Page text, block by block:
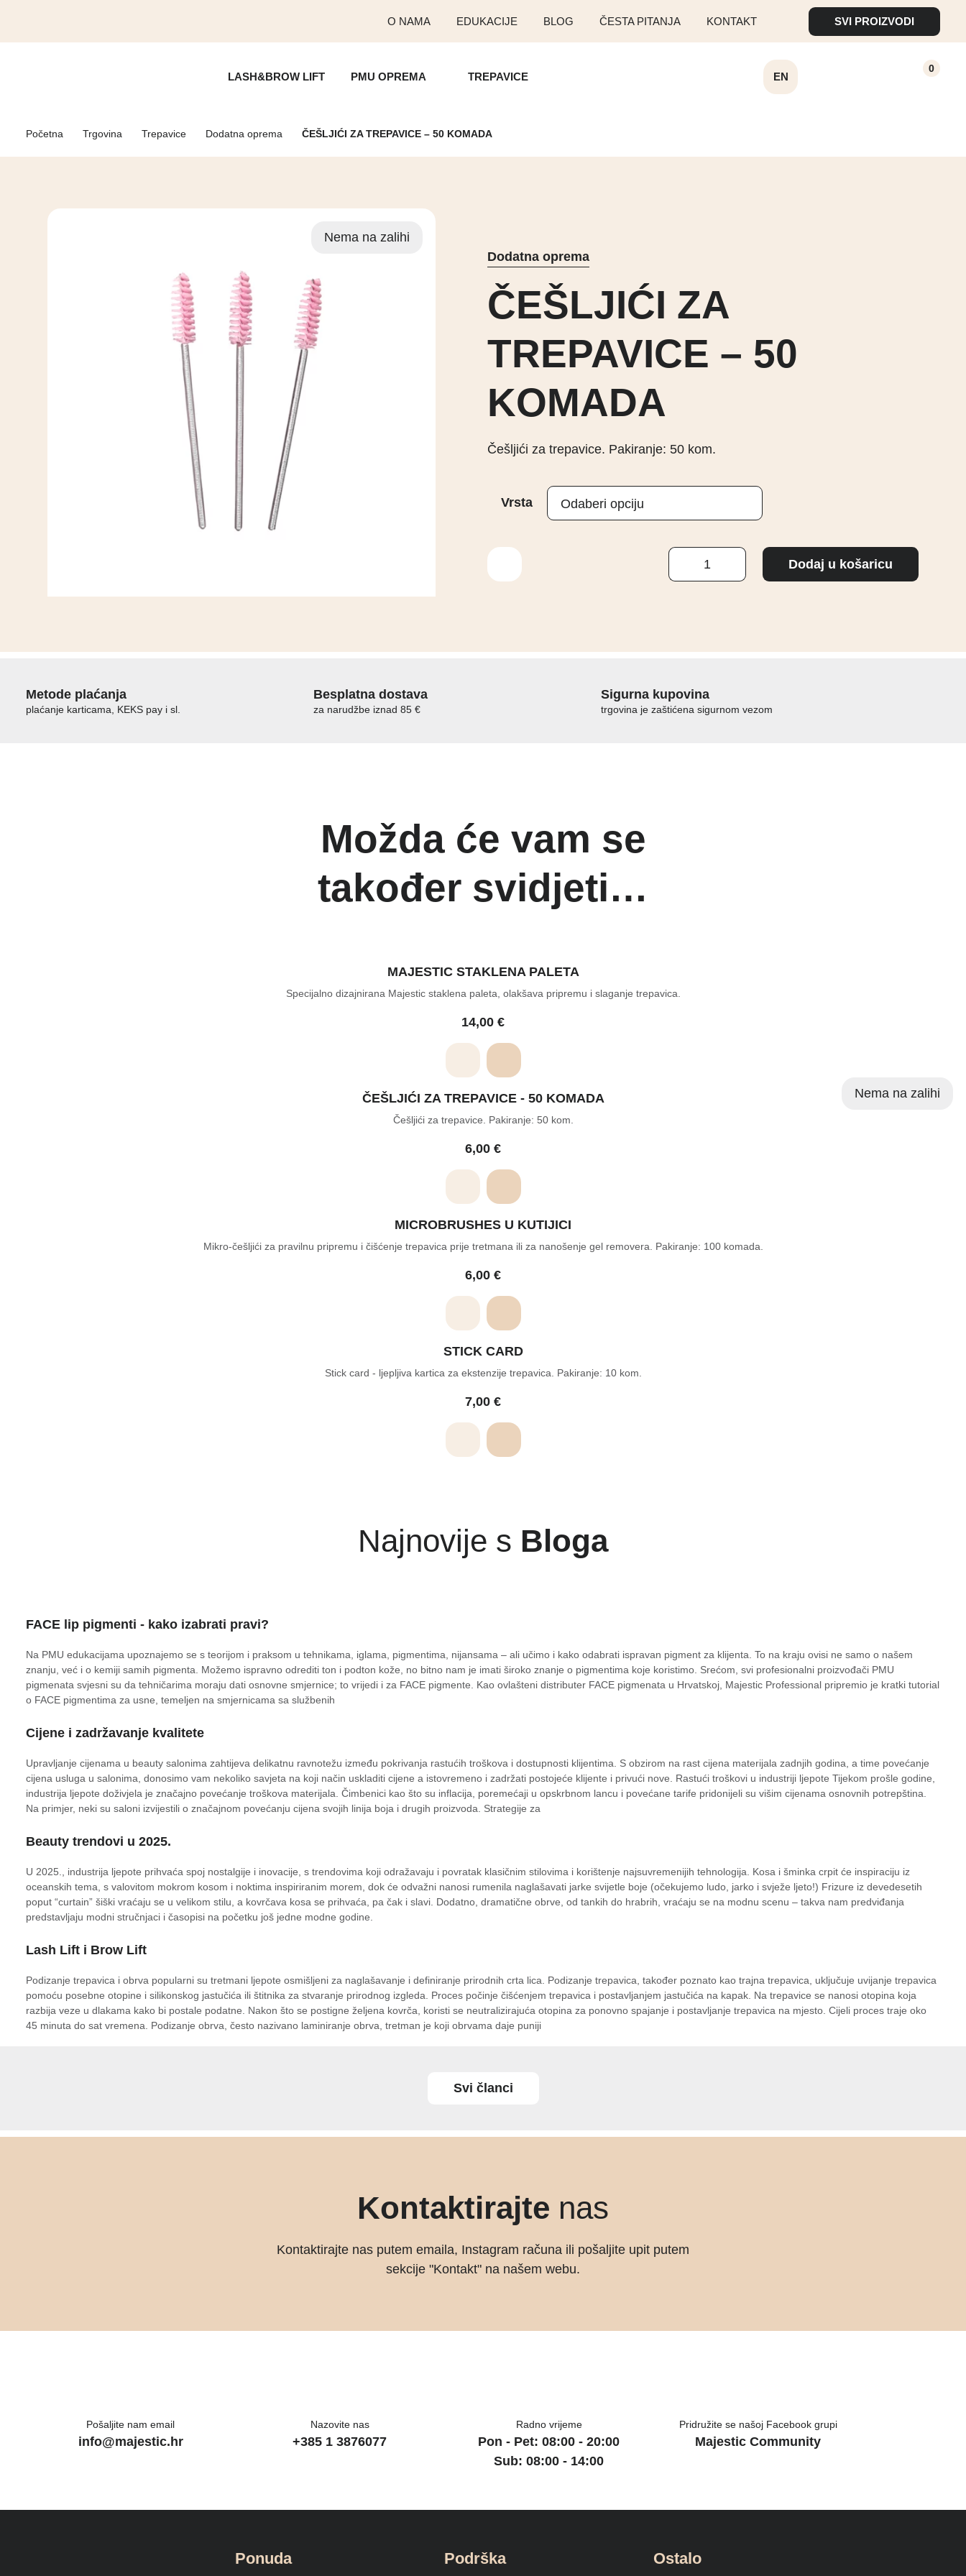
O NAMA EDUKACIJE BLOG ČESTA PITANJA KONTAKT SVI PROIZVODI
LASH&BROW LIFT PMU OPREMA TREPAVICE EN
0
Početna Trgovina Trepavice Dodatna oprema ČEŠLJIĆI ZA TREPAVICE – 50 KOMADA
Nema na zalihi
Dodatna oprema
ČEŠLJIĆI ZA
TREPAVICE – 50
KOMADA
Češljići za trepavice. Pakiranje: 50 kom.
Vrsta
ČEŠLJIĆI
TREPAVICE
Dodaj u košaricu
Metode plaćanja
plaćanje karticama, KEKS pay i sl.
Besplatna dostava
za narudžbe iznad 85 €
Sigurna kupovina
trgovina je zaštićena sigurnom vezom
Možda će vam se
također svidjeti…
MAJESTIC STAKLENA PALETA
Specijalno dizajnirana Majestic staklena paleta, olakšava pripremu i slaganje trepavica.
14,00 €
Nema na zalihi
ČEŠLJIĆI ZA TREPAVICE - 50 KOMADA
Češljići za trepavice. Pakiranje: 50 kom.
6,00 €
MICROBRUSHES U KUTIJICI
Mikro-češljići za pravilnu pripremu i čišćenje trepavica prije tretmana ili za nanošenje gel removera. Pakiranje: 100 komada.
6,00 €
STICK CARD
Stick card - ljepljiva kartica za ekstenzije trepavica. Pakiranje: 10 kom.
7,00 €
Najnovije s Bloga
FACE lip pigmenti - kako izabrati pravi?
Na PMU edukacijama upoznajemo se s teorijom i praksom u tehnikama, iglama, pigmentima, nijansama – ali učimo i kako odabrati ispravan pigment za klijenta. To na kraju ovisi ne samo o našem
znanju, već i o kemiji samih pigmenta. Možemo ispravno odrediti ton i podton kože, no bitno nam je imati široko znanje o pigmentima koje koristimo. Srećom, svi profesionalni proizvođači PMU
pigmenata svjesni su da tehničarima moraju dati osnovne smjernice; to vrijedi i za FACE pigmente. Kao ovlašteni distributer FACE pigmenata u Hrvatskoj, Majestic Professional pripremio je kratki tutorial
o FACE pigmentima za usne, temeljen na smjernicama sa službenih
Cijene i zadržavanje kvalitete
Upravljanje cijenama u beauty salonima zahtijeva delikatnu ravnotežu između pokrivanja rastućih troškova i dostupnosti klijentima. S obzirom na rast cijena materijala zadnjih godina, a time povećanje
cijena usluga u salonima, donosimo vam nekoliko savjeta na koji način uskladiti cijene a istovremeno i zadržati postojeće klijente i privući nove. Rastući troškovi u industriji ljepote Tijekom prošle godine,
industrija ljepote doživjela je značajno povećanje troškova materijala. Čimbenici kao što su inflacija, poremećaji u opskrbnom lancu i povećane tarife pridonijeli su višim cijenama osnovnih potrepština.
Na primjer, neki su saloni izvijestili o značajnom povećanju cijena svojih linija boja i drugih proizvoda. Strategije za
Beauty trendovi u 2025.
U 2025., industrija ljepote prihvaća spoj nostalgije i inovacije, s trendovima koji odražavaju i povratak klasičnim stilovima i korištenje najsuvremenijih tehnologija. Kosa i šminka crpit će inspiraciju iz
oceanskih tema, s valovitom mokrom kosom i noktima inspiriranim morem, dok će odvažni nanosi rumenila naglašavati jarke svijetle boje (očekujemo ludo, jarko i svježe ljeto!) Frizure iz devedesetih
poput “curtain” šiški vraćaju se u velikom stilu, a kovrčava kosa se prihvaća, pa čak i slavi. Dodatno, dramatične obrve, od tankih do hrabrih, vraćaju se na modnu scenu – takva nam predviđanja
predstavljaju modni stručnjaci i časopisi na početku još jedne modne godine.
Lash Lift i Brow Lift
Podizanje trepavica i obrva popularni su tretmani ljepote osmišljeni za naglašavanje i definiranje prirodnih crta lica. Podizanje trepavica, također poznato kao trajna trepavica, uključuje uvijanje trepavica
pomoću posebne otopine i silikonskog jastučića ili štitnika za stvaranje prirodnog izgleda. Proces počinje čišćenjem trepavica i postavljanjem jastučića na kapak. Na trepavice se nanosi otopina koja
razbija veze u dlakama kako bi postale podatne. Nakon što se postigne željena kovrča, koristi se neutralizirajuća otopina za ponovno spajanje i postavljanje trepavica na mjesto. Cijeli proces traje oko
45 minuta do sat vremena. Podizanje obrva, često nazivano laminiranje obrva, tretman je koji obrvama daje puniji
Svi članci
Kontaktirajte nas
Kontaktirajte nas putem emaila, Instagram računa ili pošaljite upit putem
sekcije "Kontakt" na našem webu.
Pošaljite nam email
info@majestic.hr
Nazovite nas
+385 1 3876077
Radno vrijeme
Pon - Pet: 08:00 - 20:00
Sub: 08:00 - 14:00
Pridružite se našoj Facebook grupi
Majestic Community
Ponuda Podrška Ostalo